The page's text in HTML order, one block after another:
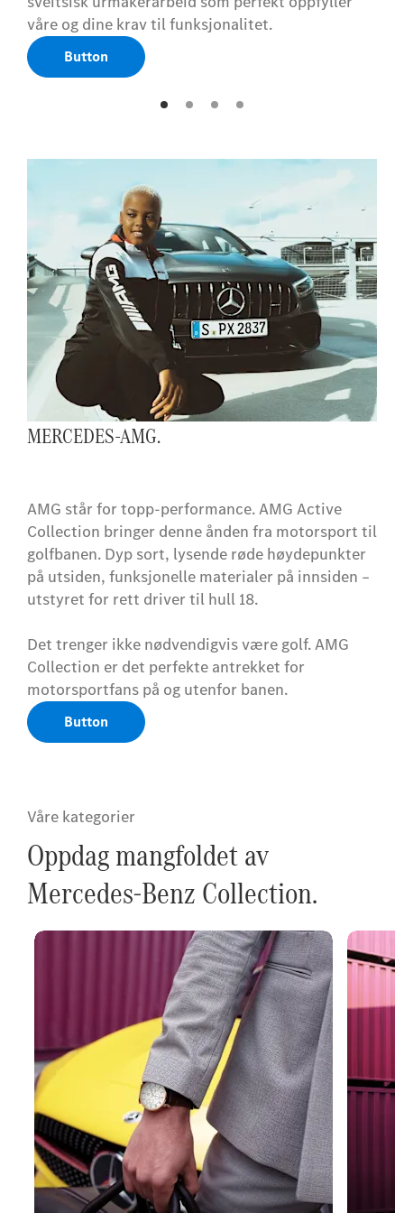
våre og dine krav til funksjonalitet.
Button
MERCEDES-AMG.
AMG står for topp-performance. AMG Active
Collection bringer denne ånden fra motorsport til
golfbanen. Dyp sort, lysende røde høydepunkter
på utsiden, funksjonelle materialer på innsiden –
utstyret for rett driver til hull 18.
Det trenger ikke nødvendigvis være golf. AMG
Collection er det perfekte antrekket for
motorsportfans på og utenfor banen.
Button
Våre kategorier
Oppdag mangfoldet av
Mercedes-Benz Collection.